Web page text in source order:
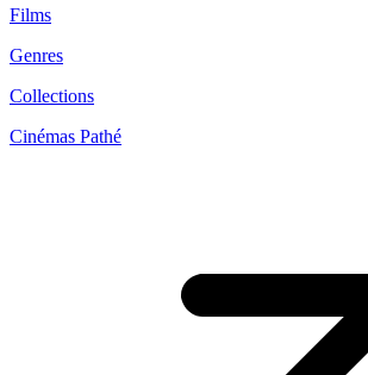
Films
Genres
Collections
Cinémas Pathé